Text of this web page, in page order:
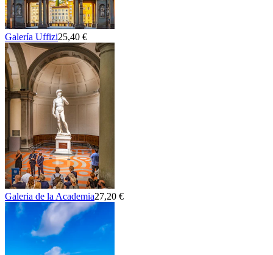
Galería Uffizi25,40 €
Galeria de la Academia27,20 €